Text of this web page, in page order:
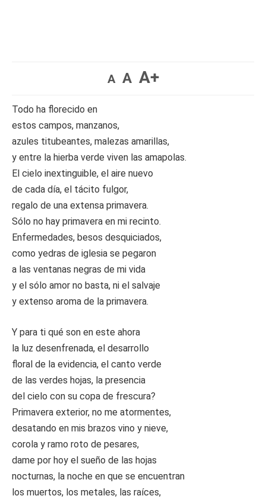
A A A+
Todo ha florecido en
estos campos, manzanos,
azules titubeantes, malezas amarillas,
y entre la hierba verde viven las amapolas.
El cielo inextinguible, el aire nuevo
de cada día, el tácito fulgor,
regalo de una extensa primavera.
Sólo no hay primavera en mi recinto.
Enfermedades, besos desquiciados,
como yedras de iglesia se pegaron
a las ventanas negras de mi vida
y el sólo amor no basta, ni el salvaje
y extenso aroma de la primavera.
Y para ti qué son en este ahora
la luz desenfrenada, el desarrollo
floral de la evidencia, el canto verde
de las verdes hojas, la presencia
del cielo con su copa de frescura?
Primavera exterior, no me atormentes,
desatando en mis brazos vino y nieve,
corola y ramo roto de pesares,
dame por hoy el sueño de las hojas
nocturnas, la noche en que se encuentran
los muertos, los metales, las raíces,